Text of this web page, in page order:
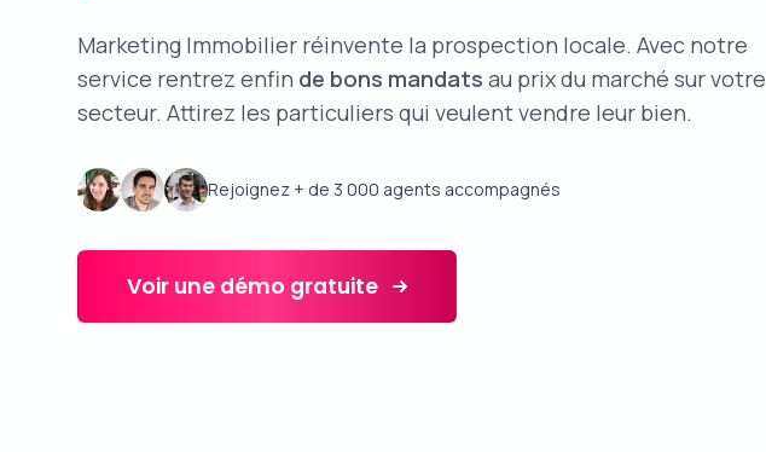
Marketing Immobilier réinvente la prospection locale. Avec notre
service rentrez enfin de bons mandats au prix du marché sur votre
secteur. Attirez les particuliers qui veulent vendre leur bien.
Rejoignez + de 3 000 agents accompagnés
Voir une démo gratuite